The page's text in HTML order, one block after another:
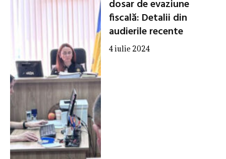
dosar de evaziune
fiscală: Detalii din
audierile recente
4 iulie 2024